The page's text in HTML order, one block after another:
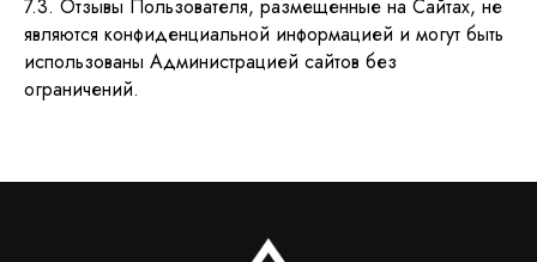
7.3. Отзывы Пользователя, размещенные на Сайтах, не
являются конфиденциальной информацией и могут быть
использованы Администрацией сайтов без
ограничений.